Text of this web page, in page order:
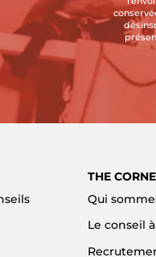
THE
Qui
Le conseil